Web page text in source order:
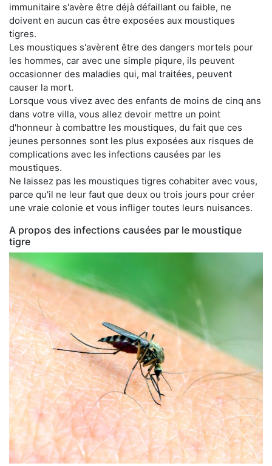
immunitaire s'avère être déjà défaillant ou faible, ne
doivent en aucun cas être exposées aux moustiques
tigres.
Les moustiques s'avèrent être des dangers mortels pour
les hommes, car avec une simple piqure, ils peuvent
occasionner des maladies qui, mal traitées, peuvent
causer la mort.
Lorsque vous vivez avec des enfants de moins de cinq ans
dans votre villa, vous allez devoir mettre un point
d'honneur à combattre les moustiques, du fait que ces
jeunes personnes sont les plus exposées aux risques de
complications avec les infections causées par les
moustiques.
Ne laissez pas les moustiques tigres cohabiter avec vous,
parce qu'il ne leur faut que deux ou trois jours pour créer
une vraie colonie et vous infliger toutes leurs nuisances.
A propos des infections causées par le moustique
tigre